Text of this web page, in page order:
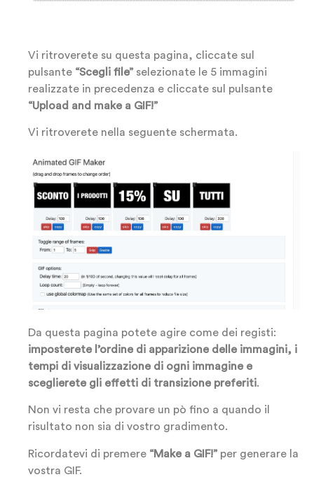
Vi ritroverete su questa pagina, cliccate sul
pulsante “Scegli file” selezionate le 5 immagini
realizzate in precedenza e cliccate sul pulsante
“Upload and make a GIF!”
Vi ritroverete nella seguente schermata.
Da questa pagina potete agire come dei registi:
imposterete l’ordine di apparizione delle immagini, i
tempi di visualizzazione di ogni immagine e
sceglierete gli effetti di transizione preferiti.
Non vi resta che provare un pò fino a quando il
risultato non sia di vostro gradimento.
Ricordatevi di premere “Make a GIF!” per generare la
vostra GIF.